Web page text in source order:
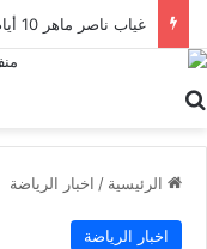
غياب ناصر ماهر 10 أيام عن بيراميدز بسبب الإصابة
الرئيسية / اخبار الرياضة
اخبار الرياضة